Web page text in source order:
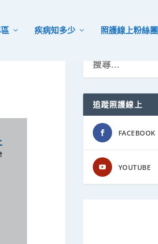
疾病知多少 照護線上粉絲團
追蹤照護線上
FACEBOOK
YOUTUBE